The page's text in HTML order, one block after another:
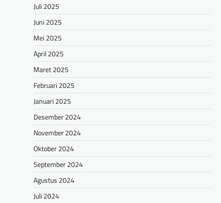
Juli 2025
Juni 2025
Mei 2025
April 2025
Maret 2025
Februari 2025
Januari 2025
Desember 2024
November 2024
Oktober 2024
September 2024
Agustus 2024
Juli 2024